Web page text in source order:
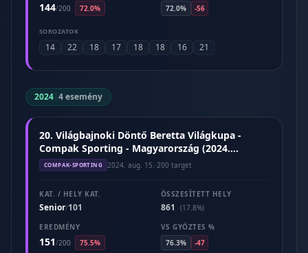
144/200 72.0%
72.0%
-56
SOROZATOK
14 22 18 17 18 18 16 21
2024|4 esemény
20. Világbajnoki Döntő Beretta Világkupa -
Compak Sporting - Magyarország (2024.
augusztus)
COMPAK-SPORTING 2024. aug. 15. ·200 target
KAT. / HELY KAT.
Senior/101
ÖSSZESÍTETT HELY
861
(17.8%)
EREDMÉNY
151/200 75.5%
VS GYŐZTES %
76.3%
-47